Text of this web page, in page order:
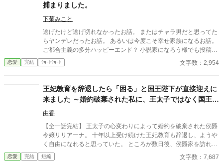
捕まりました。
下菊みこと
逃げたけど逃げ切れなかったお話。 またはチャラ男だと思ってた
らヤンデレだったお話。 あるいは今度こそ幸せ家族になるお話。
ご都合主義の多分ハッピーエンド？ 小説家になろう様でも投稿し
ています。
恋愛 完結 ｼｮｰﾄｼｮｰﾄ 文字数：2,954
王妃教育を辞退したら「困る」と国王陛下が直接迎えに
来ました ～婚約破棄された私に、王太子ではなく国王陛
下が求婚してきます〜
由香
【全一話完結】 王太子の心変わりによって婚約を破棄された侯爵
令嬢リリアーナ。 十年以上受け続けた王妃教育も辞退し、ようや
く自由になれると思っていた。 ところが数日後、侯爵家を訪れた
のは国王陛下本人。 「王妃教育を辞退されると困る。私の妃にな
ってほしい」 努力を踏みにじった王太子はすべてを失い、選ばれ
恋愛 完結 短編 文字数：7,687